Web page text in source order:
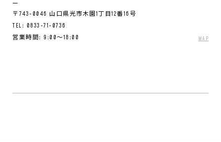
〒743-0046 山口県光市木園1丁目12番16号
TEL: 0833-71-0736
営業時間: 9:00～18:00
MAP